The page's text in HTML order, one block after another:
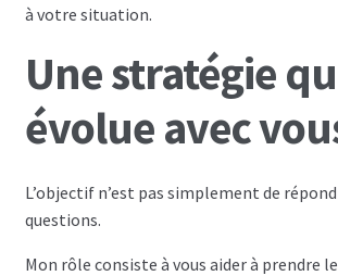
à votre situation.
Une stratégie
évolue avec
L’objectif n’est pas simplement de
questions.
Mon rôle consiste à vous aider à prendre